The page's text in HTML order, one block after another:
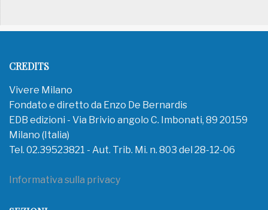
CREDITS
Vivere Milano
Fondato e diretto da Enzo De Bernardis
EDB edizioni - Via Brivio angolo C. Imbonati, 89 20159
Milano (Italia)
Tel. 02.39523821 - Aut. Trib. Mi. n. 803 del 28-12-06
Informativa sulla privacy